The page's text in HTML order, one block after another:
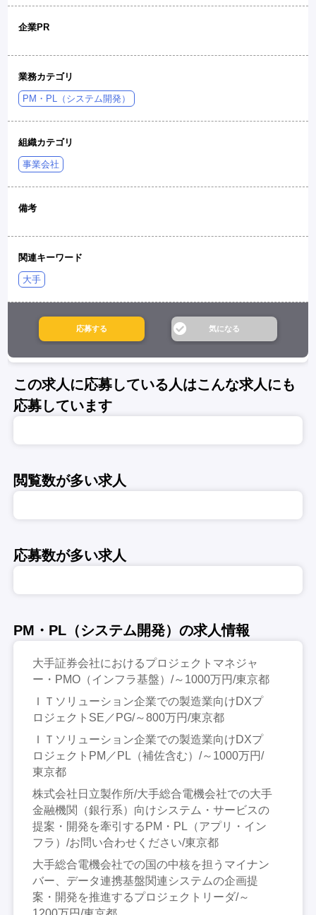
企業PR
業務カテゴリ
PM・PL（システム開発）
組織カテゴリ
事業会社
備考
関連キーワード
大手
この求人に応募している人はこんな求人にも
応募しています
閲覧数が多い求人
応募数が多い求人
PM・PL（システム開発）の求人情報
大手証券会社におけるプロジェクトマネジャ
ー・PMO（インフラ基盤）/～1000万円/東京都
ＩＴソリューション企業での製造業向けDXプ
ロジェクトSE／PG/～800万円/東京都
ＩＴソリューション企業での製造業向けDXプ
ロジェクトPM／PL（補佐含む）/～1000万円/
東京都
株式会社日立製作所/大手総合電機会社での大手
金融機関（銀行系）向けシステム・サービスの
提案・開発を牽引するPM・PL（アプリ・イン
フラ）/お問い合わせください/東京都
大手総合電機会社での国の中核を担うマイナン
バー、データ連携基盤関連システムの企画提
案・開発を推進するプロジェクトリーダ/～